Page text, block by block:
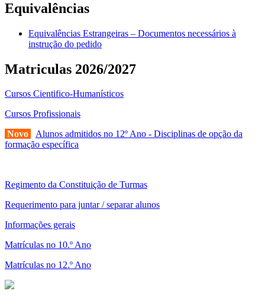
Equivalências
Equivalências Estrangeiras – Documentos necessários à
instrução do pedido
Matriculas 2026/2027
Cursos Cientifico-Humanísticos
Cursos Profissionais
Novo
Alunos admitidos no 12º Ano - Disciplinas de opção da
formação específica
Regimento da Constituição de Turmas
Requerimento para juntar / separar alunos
Informações gerais
Matrículas no 10.º Ano
Matrículas no 12.º Ano